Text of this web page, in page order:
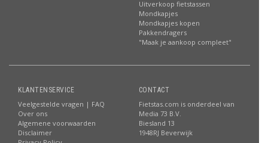
Uitverkoop fietstassen
Mondkapjes
Mondkapjes kopen
Pakkendragers
"Maak je aankoop compleet"
KLANTENSERVICE
Veelgestelde vragen | FAQ
Over ons
Algemene voorwaarden
Disclaimer
CONTACT
Fietstas.com is onderdeel van
Media 73 B.V.
Biesland 13
1948RJ Beverwijk